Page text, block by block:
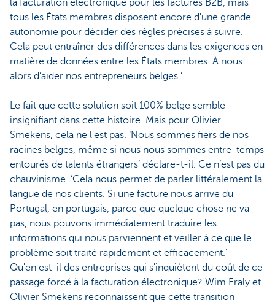
la facturation électronique pour les factures B2B, mais
tous les États membres disposent encore d'une grande
autonomie pour décider des règles précises à suivre.
Cela peut entraîner des différences dans les exigences en
matière de données entre les États membres. À nous
alors d’aider nos entrepreneurs belges.’
Le fait que cette solution soit 100% belge semble
insignifiant dans cette histoire. Mais pour Olivier
Smekens, cela ne l'est pas. ‘Nous sommes fiers de nos
racines belges, même si nous nous sommes entre-temps
entourés de talents étrangers’ déclare-t-il. Ce n’est pas du
chauvinisme. ‘Cela nous permet de parler littéralement la
langue de nos clients. Si une facture nous arrive du
Portugal, en portugais, parce que quelque chose ne va
pas, nous pouvons immédiatement traduire les
informations qui nous parviennent et veiller à ce que le
problème soit traité rapidement et efficacement.’
Qu'en est-il des entreprises qui s'inquiètent du coût de ce
passage forcé à la facturation électronique? Wim Eraly et
Olivier Smekens reconnaissent que cette transition